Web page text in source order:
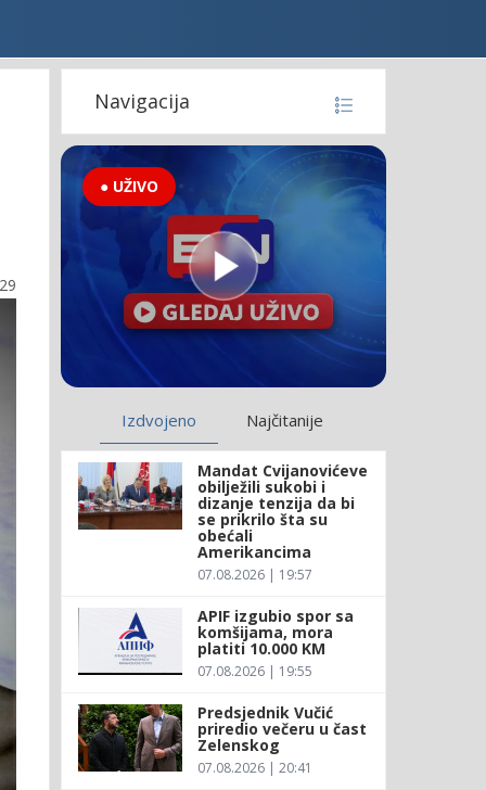
Navigacija
● UŽIVO
Izdvojeno Najčitanije
Mandat Cvijanovićeve
obilježili sukobi i
dizanje tenzija da bi
se prikrilo šta su
obećali
Amerikancima
07.08.2026 | 19:57
APIF izgubio spor sa
komšijama, mora
platiti 10.000 KM
07.08.2026 | 19:55
Predsjednik Vučić
priredio večeru u čast
Zelenskog
07.08.2026 | 20:41